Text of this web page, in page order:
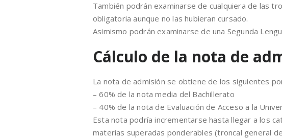
También podrán examinarse de cualquiera de las
obligatoria aunque no las hubieran cursado.
Asimismo podrán examinarse de una Segunda
Cálculo de la nota de
La nota de admisión se obtiene de los siguientes
– 60% de la nota media del Bachillerato
– 40% de la nota de Evaluación de Acceso a la
Esta nota podría incrementarse hasta llegar a los
materias superadas ponderables (troncal general